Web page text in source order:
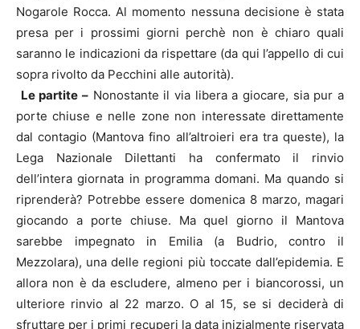
Nogarole Rocca. Al momento nessuna decisione è stata
presa per i prossimi giorni perchè non è chiaro quali
saranno le indicazioni da rispettare (da qui l’appello di cui
sopra rivolto da Pecchini alle autorità).
Le partite – Nonostante il via libera a giocare, sia pur a
porte chiuse e nelle zone non interessate direttamente
dal contagio (Mantova fino all’altroieri era tra queste), la
Lega Nazionale Dilettanti ha confermato il rinvio
dell’intera giornata in programma domani. Ma quando si
riprenderà? Potrebbe essere domenica 8 marzo, magari
giocando a porte chiuse. Ma quel giorno il Mantova
sarebbe impegnato in Emilia (a Budrio, contro il
Mezzolara), una delle regioni più toccate dall’epidemia. E
allora non è da escludere, almeno per i biancorossi, un
ulteriore rinvio al 22 marzo. O al 15, se si deciderà di
sfruttare per i primi recuperi la data inizialmente riservata